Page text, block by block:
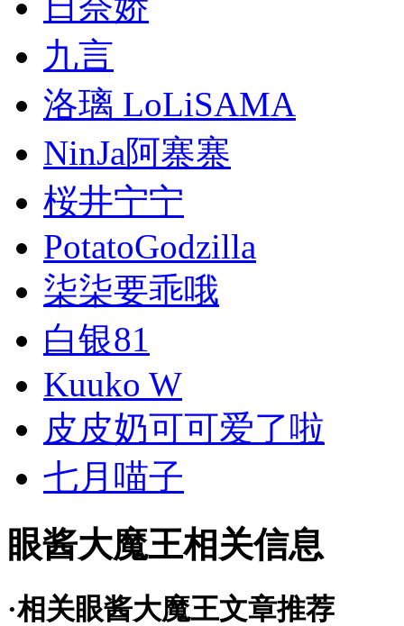
九言
洛璃 LoLiSAMA
NinJa阿寨寨
桜井宁宁
PotatoGodzilla
柒柒要乖哦
白银81
Kuuko W
皮皮奶可可爱了啦
七月喵子
眼酱大魔王相关信息
·相关眼酱大魔王文章推荐